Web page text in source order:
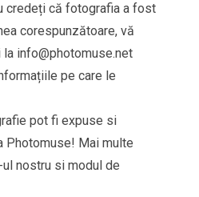
credeți că fotografia a fost
corespunzătoare, vă
la info@photomuse.net
pe care le
pot fi expuse si
Photomuse! Mai multe
nostru si modul de